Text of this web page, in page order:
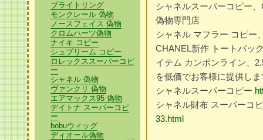
シャネルスーパーコピー
偽物専門店
シャネル マフラー コピー
CHANEL新作 トートバッ
イテム カンポンライン、
を低価でお客様に提供し
シャネルスーパーコピー
シャネル財布 スーパーコ
33.html
ブライトリング
モンクレール 偽物
ノースフェイス 偽物
クロムハーツ偽物
ナイキ コピー
シュプリーム コピー
ロレックススーパーコピ
ー
シャネル 偽物
ヴァンクリ 偽物
エアマックス95 偽物
デイトナ スーパーコピ
ー
bobuウィッグ
ディオール偽物